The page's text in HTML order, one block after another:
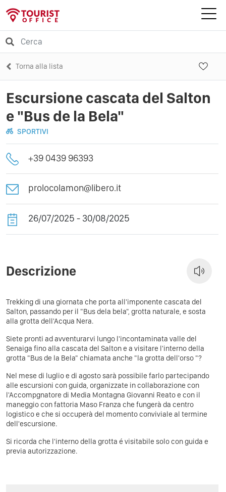
Torna alla lista
Escursione cascata del Salton
e "Bus de la Bela"
SPORTIVI
+39 0439 96393
prolocolamon@libero.it
26/07/2025 - 30/08/2025
Descrizione
Trekking di una giornata che porta all'imponente cascata del
Salton, passando per il "Bus dela bela", grotta naturale, e sosta
alla grotta dell'Acqua Nera.
Siete pronti ad avventurarvi lungo l'incontaminata valle del
Senaiga fino alla cascata del Salton e a visitare l'interno della
grotta "Bus de la Bela" chiamata anche "la grotta dell'orso "?
Nel mese di luglio e di agosto sarà possibile farlo partecipando
alle escursioni con guida, organizzate in collaborazione con
l'Accompgnatore di Media Montagna Giovanni Reato e con il
maneggio con fattoria Maso Franza che fungerà da centro
logistico e che si occuperà del momento conviviale al termine
dell'escursione.
Si ricorda che l'interno della grotta é visitabile solo con guida e
previa autorizzazione.